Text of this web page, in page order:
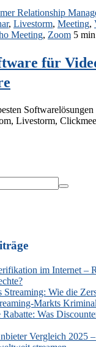
Relationship
, Livestorm, Meeting,
Meeting, Zoom 5
für
Livestorm,
im Internet –
Streaming: Wie die
Markts
Was
Vergleich 2025